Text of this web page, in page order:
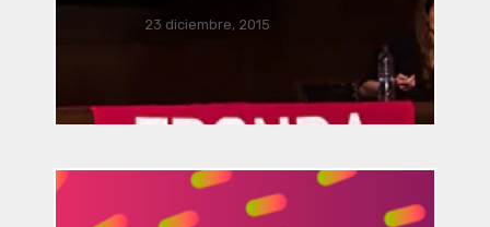
Manusamo & Bzika y Siglinde
23 diciembre, 2015